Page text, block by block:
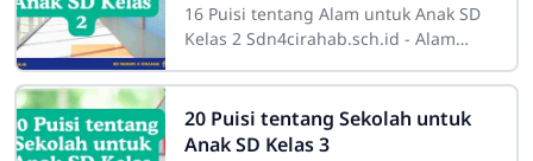
16 Puisi tentang Alam untuk Anak SD
Kelas 2 Sdn4cirahab.sch.id - Alam
tak terbatas bagi banyak orang. Bagi
20 Puisi tentang Sekolah untuk
Anak SD Kelas 3